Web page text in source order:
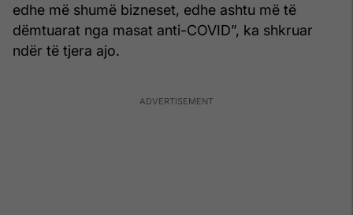
edhe më shumë bizneset, edhe ashtu më të
dëmtuarat nga masat anti-COVID”, ka shkruar
ndër të tjera ajo.